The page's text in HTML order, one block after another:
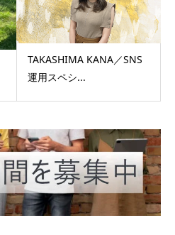
TAKASHIMA KANA／SNS
運用スペシ...